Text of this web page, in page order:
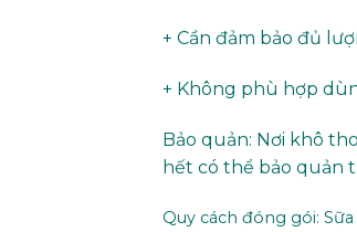
+ Cần đảm bảo đủ
+ Không phù hợp
Bảo quản: Nơi khô
hết có thể bảo quản
Quy cách đóng gói: